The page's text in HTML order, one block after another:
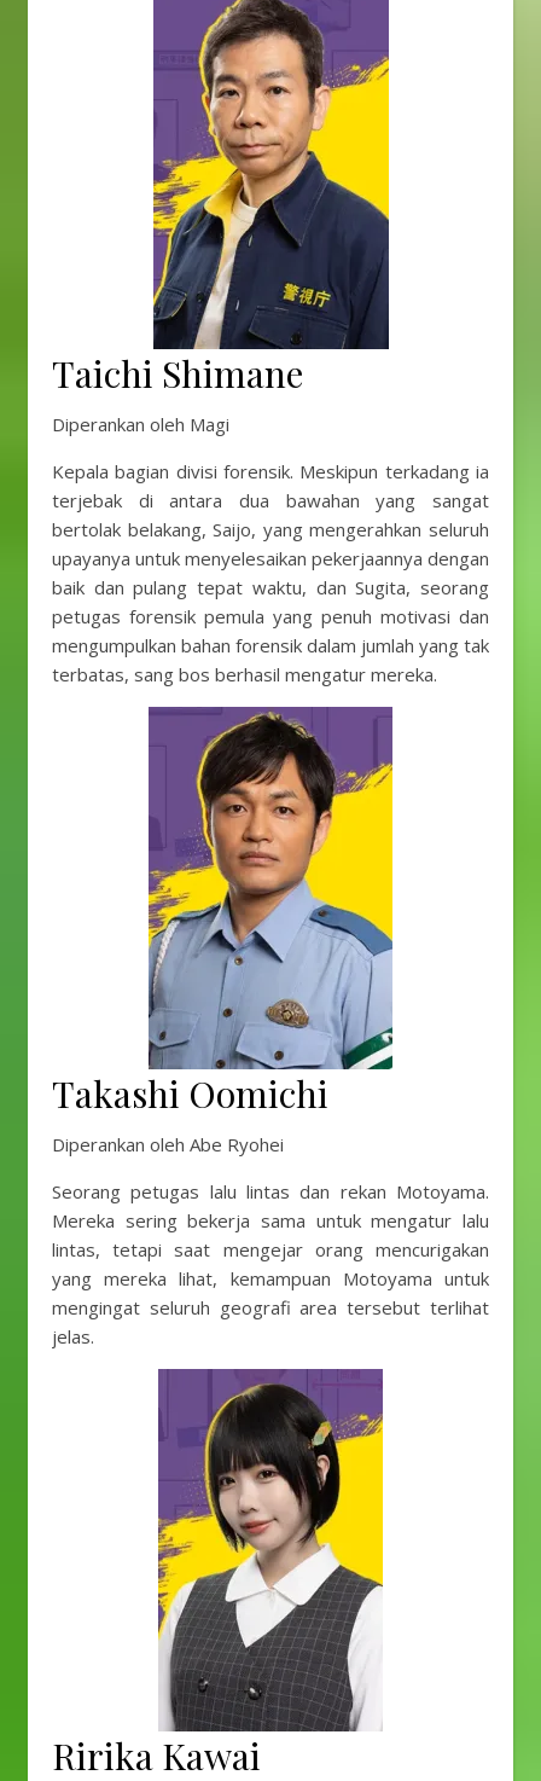
Taichi Shimane
Diperankan oleh Magi
Kepala bagian divisi forensik. Meskipun terkadang ia
terjebak di antara dua bawahan yang sangat
bertolak belakang, Saijo, yang mengerahkan seluruh
upayanya untuk menyelesaikan pekerjaannya dengan
baik dan pulang tepat waktu, dan Sugita, seorang
petugas forensik pemula yang penuh motivasi dan
mengumpulkan bahan forensik dalam jumlah yang tak
terbatas, sang bos berhasil mengatur mereka.
Takashi Oomichi
Diperankan oleh Abe Ryohei
Seorang petugas lalu lintas dan rekan Motoyama.
Mereka sering bekerja sama untuk mengatur lalu
lintas, tetapi saat mengejar orang mencurigakan
yang mereka lihat, kemampuan Motoyama untuk
mengingat seluruh geografi area tersebut terlihat
jelas.
Ririka Kawai